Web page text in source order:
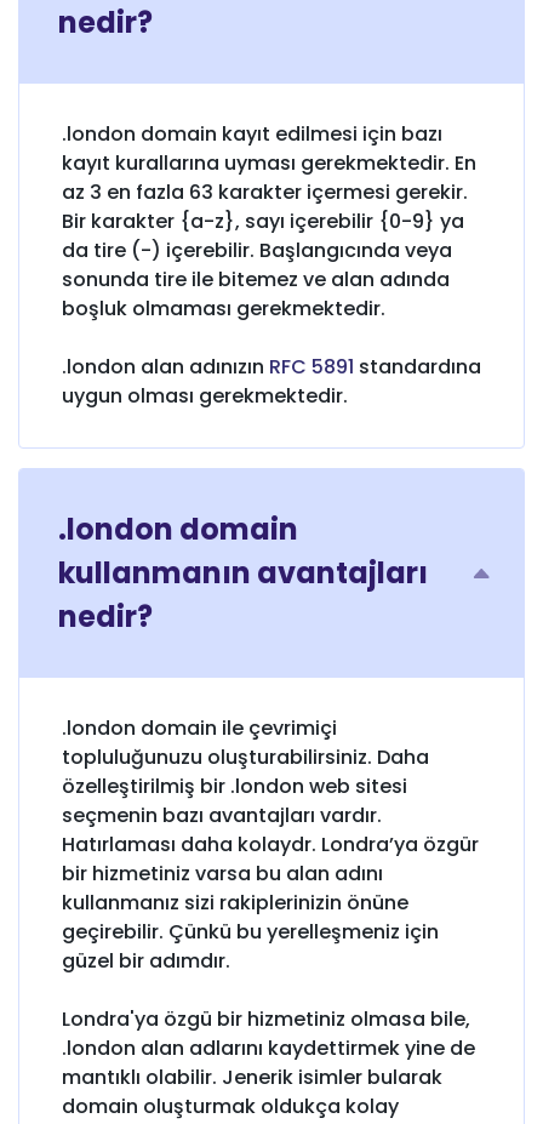
nedir?
.london domain kayıt edilmesi için bazı
kayıt kurallarına uyması gerekmektedir. En
az 3 en fazla 63 karakter içermesi gerekir.
Bir karakter {a-z}, sayı içerebilir {0-9} ya
da tire (-) içerebilir. Başlangıcında veya
sonunda tire ile bitemez ve alan adında
boşluk olmaması gerekmektedir.
.london alan adınızın RFC 5891 standardına
uygun olması gerekmektedir.
.london domain
kullanmanın avantajları
nedir?
.london domain ile çevrimiçi
topluluğunuzu oluşturabilirsiniz. Daha
özelleştirilmiş bir .london web sitesi
seçmenin bazı avantajları vardır.
Hatırlaması daha kolaydr. Londra’ya özgür
bir hizmetiniz varsa bu alan adını
kullanmanız sizi rakiplerinizin önüne
geçirebilir. Çünkü bu yerelleşmeniz için
güzel bir adımdır.
Londra'ya özgü bir hizmetiniz olmasa bile,
.london alan adlarını kaydettirmek yine de
mantıklı olabilir. Jenerik isimler bularak
domain oluşturmak oldukça kolay